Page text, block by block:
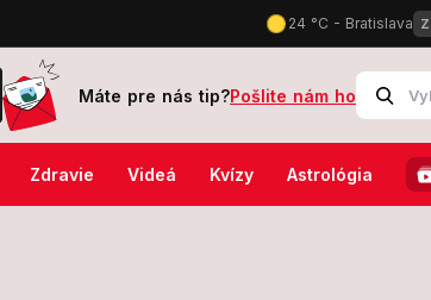
VIDEO Ema ukázala menu z Tenerife, ceny nápojov
Máte pre nás tip?Pošlite nám ho
Zdravie Videá Kvízy Astrológia